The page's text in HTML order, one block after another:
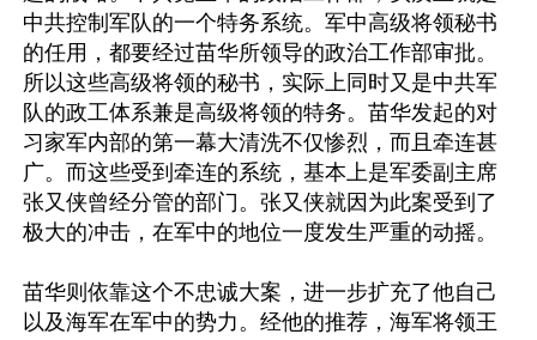
中共控制军队的一个特务系统。军中高级将领秘书
的任用，都要经过苗华所领导的政治工作部审批。
所以这些高级将领的秘书，实际上同时又是中共军
队的政工体系兼是高级将领的特务。苗华发起的对
习家军内部的第一幕大清洗不仅惨烈，而且牵连甚
广。而这些受到牵连的系统，基本上是军委副主席
张又侠曾经分管的部门。张又侠就因为此案受到了
极大的冲击，在军中的地位一度发生严重的动摇。
苗华则依靠这个不忠诚大案，进一步扩充了他自己
以及海军在军中的势力。经他的推荐，海军将领王